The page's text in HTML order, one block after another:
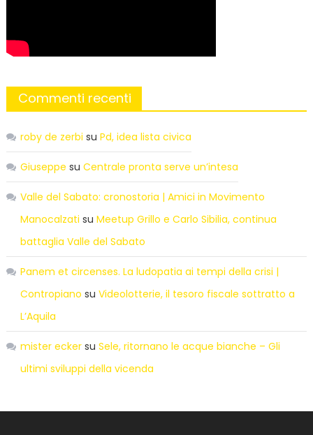
Commenti recenti
roby de zerbi su Pd, idea lista civica
Giuseppe su Centrale pronta serve un’intesa
Valle del Sabato: cronostoria | Amici in Movimento
Manocalzati su Meetup Grillo e Carlo Sibilia, continua
battaglia Valle del Sabato
Panem et circenses. La ludopatia ai tempi della crisi |
Contropiano su Videolotterie, il tesoro fiscale sottratto a
L’Aquila
mister eckersu Sele, ritornano le acque bianche – Gli
ultimi sviluppi della vicenda